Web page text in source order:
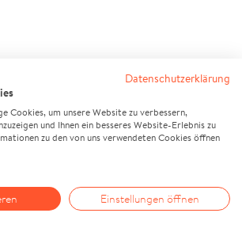
Datenschutzerklärung
Cookies, um unsere Website zu verbessern,
und Ihnen ein besseres Website-Erlebnis zu
zu den von uns verwendeten Cookies öffnen
Einstellungen öffnen